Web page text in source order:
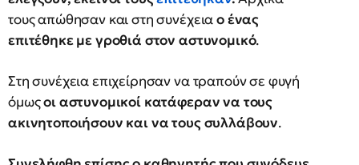
τους απώθησαν και στη συνέχειαο ένας
επιτέθηκε με γροθιά στον αστυνομικό.
Στη συνέχεια επιχείρησαν να τραπούν σε φυγή
όμωςοι αστυνομικοί κατάφεραν να τους
ακινητοποιήσουν και να τους συλλάβουν.